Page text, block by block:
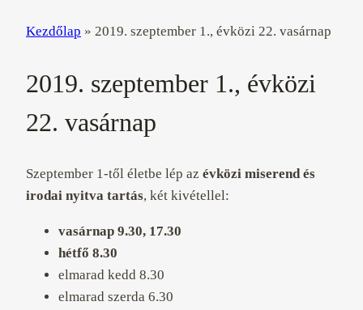
Kezdőlap » 2019. szeptember 1., évközi 22. vasárnap
2019. szeptember 1., évközi
22. vasárnap
Szeptember 1-től életbe lép az évközi miserend és
irodai nyitva tartás, két kivétellel:
vasárnap 9.30, 17.30
hétfő 8.30
elmarad kedd 8.30
elmarad szerda 6.30